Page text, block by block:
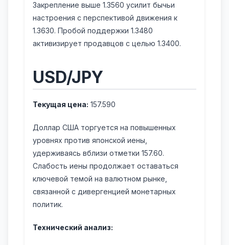
Закрепление выше 1.3560 усилит бычьи
настроения с перспективой движения к
1.3630. Пробой поддержки 1.3480
активизирует продавцов с целью 1.3400.
USD/JPY
Текущая цена: 157.590
Доллар США торгуется на повышенных
уровнях против японской иены,
удерживаясь вблизи отметки 157.60.
Слабость иены продолжает оставаться
ключевой темой на валютном рынке,
связанной с дивергенцией монетарных
политик.
Технический анализ: